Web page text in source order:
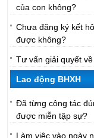
của con không?
Chưa đăng ký kết
được không?
Tư vấn giải quyết
Lao động BHXH
Đã từng công tác
được miễn tập sự?
Làm việc vào ngày